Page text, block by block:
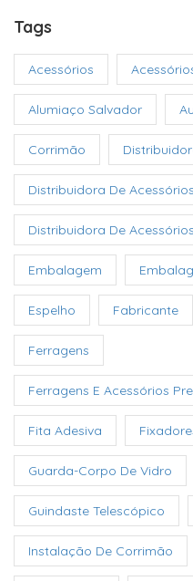
Tags
Acessórios
Alumiaço Salvador
Corrimão
Distribuidora De
Distribuidora De
Embalagem
Espelho Fabricante
Ferragens
Ferragens E Acessórios
Fita Adesiva
Guarda-Corpo De Vidro
Guindaste Telescópico
Instalação De Corrimão